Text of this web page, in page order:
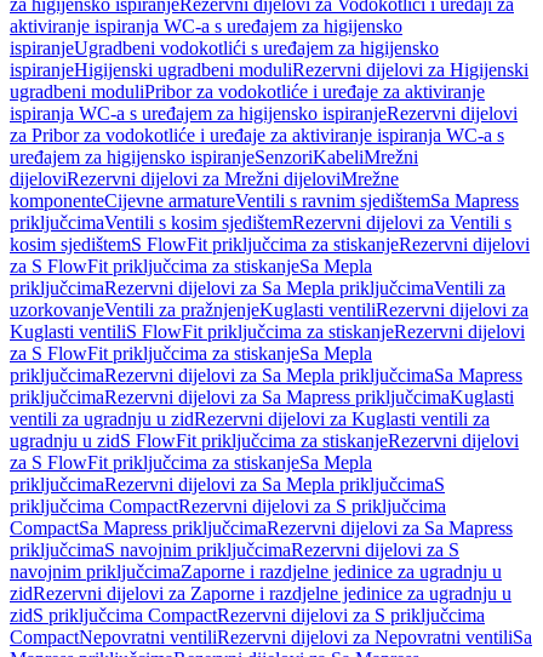
za higijensko ispiranjeRezervni dijelovi za Vodokotlići i uređaji za
aktiviranje ispiranja WC-a s uređajem za higijensko
ispiranjeUgradbeni vodokotlići s uređajem za higijensko
ispiranjeHigijenski ugradbeni moduliRezervni dijelovi za Higijenski
ugradbeni moduliPribor za vodokotliće i uređaje za aktiviranje
ispiranja WC-a s uređajem za higijensko ispiranjeRezervni dijelovi
za Pribor za vodokotliće i uređaje za aktiviranje ispiranja WC-a s
uređajem za higijensko ispiranjeSenzoriKabeliMrežni
dijeloviRezervni dijelovi za Mrežni dijeloviMrežne
komponenteCijevne armatureVentili s ravnim sjedištemSa Mapress
priključcimaVentili s kosim sjedištemRezervni dijelovi za Ventili s
kosim sjedištemS FlowFit priključcima za stiskanjeRezervni dijelovi
za S FlowFit priključcima za stiskanjeSa Mepla
priključcimaRezervni dijelovi za Sa Mepla priključcimaVentili za
uzorkovanjeVentili za pražnjenjeKuglasti ventiliRezervni dijelovi za
Kuglasti ventiliS FlowFit priključcima za stiskanjeRezervni dijelovi
za S FlowFit priključcima za stiskanjeSa Mepla
priključcimaRezervni dijelovi za Sa Mepla priključcimaSa Mapress
priključcimaRezervni dijelovi za Sa Mapress priključcimaKuglasti
ventili za ugradnju u zidRezervni dijelovi za Kuglasti ventili za
ugradnju u zidS FlowFit priključcima za stiskanjeRezervni dijelovi
za S FlowFit priključcima za stiskanjeSa Mepla
priključcimaRezervni dijelovi za Sa Mepla priključcimaS
priključcima CompactRezervni dijelovi za S priključcima
CompactSa Mapress priključcimaRezervni dijelovi za Sa Mapress
priključcimaS navojnim priključcimaRezervni dijelovi za S
navojnim priključcimaZaporne i razdjelne jedinice za ugradnju u
zidRezervni dijelovi za Zaporne i razdjelne jedinice za ugradnju u
zidS priključcima CompactRezervni dijelovi za S priključcima
CompactNepovratni ventiliRezervni dijelovi za Nepovratni ventiliSa